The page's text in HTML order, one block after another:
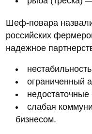
Шеф‑повара
российских
надежное
ограниченный
слабая
бизнесом.